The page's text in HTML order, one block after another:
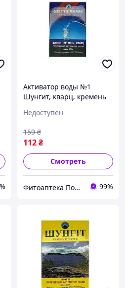
Активатор воды №1
Шунгит, кварц, кремень
Недоступен
112₴
159 ₴
Смотреть
Фитоаптека Подарки Природы 99%